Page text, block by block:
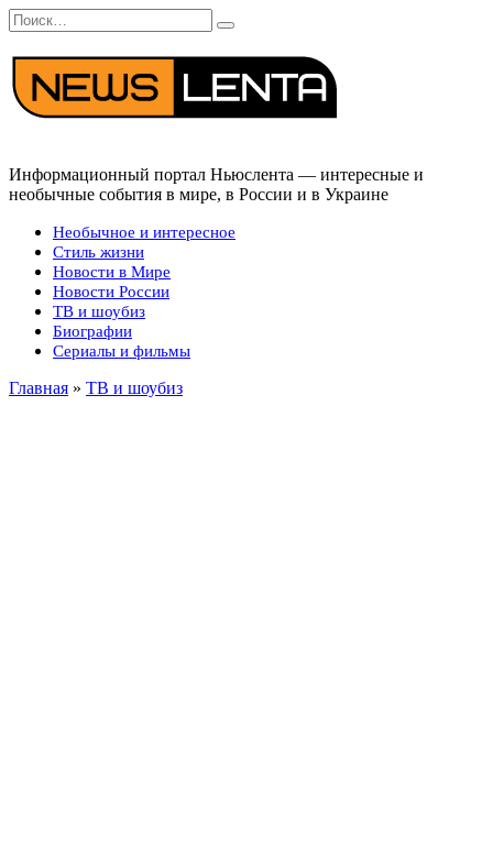
Перейти
к
содержанию
Search
for:
Информационный портал Ньюслента — интересные и
необычные события в мире, в России и в Украине
Необычное и интересное
Стиль жизни
Новости в Мире
Новости России
ТВ и шоубиз
Биографии
Сериалы и фильмы
Главная » ТВ и шоубиз